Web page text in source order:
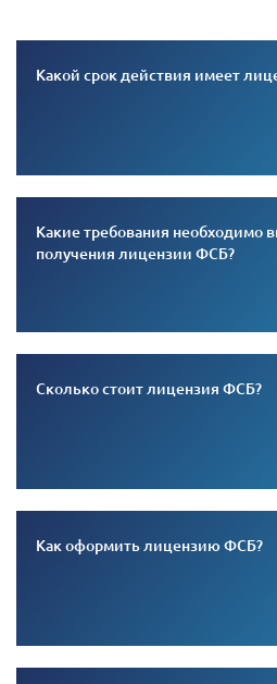
Какой срок действия имеет
Какие требования необходимо
получения лицензии ФСБ?
Сколько стоит лицензия ФСБ?
Как оформить лицензию ФСБ?